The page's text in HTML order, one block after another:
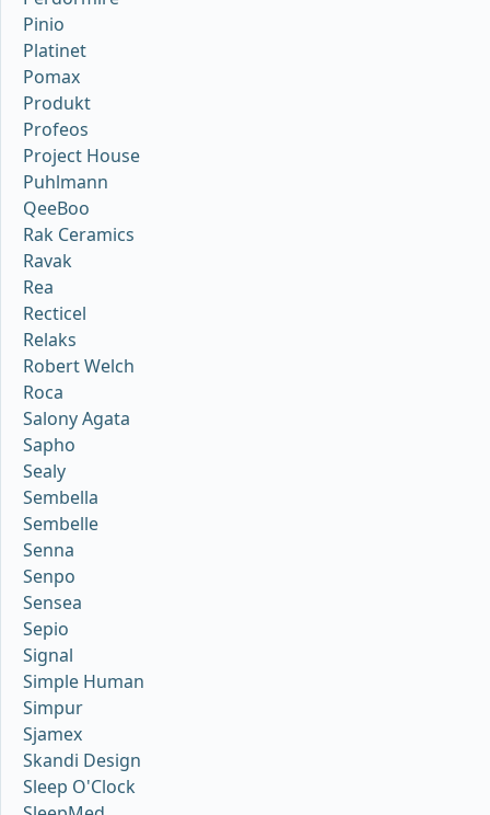
Pinio
Platinet
Pomax
Produkt
Profeos
Project House
Puhlmann
QeeBoo
Rak Ceramics
Ravak
Rea
Recticel
Relaks
Robert Welch
Roca
Salony Agata
Sapho
Sealy
Sembella
Sembelle
Senna
Senpo
Sensea
Sepio
Signal
Simple Human
Simpur
Sjamex
Skandi Design
Sleep O'Clock